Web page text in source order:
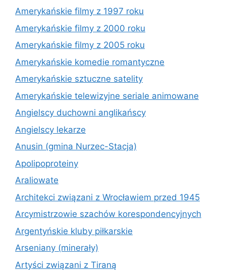
Amerykańskie filmy z 1997 roku
Amerykańskie filmy z 2000 roku
Amerykańskie filmy z 2005 roku
Amerykańskie komedie romantyczne
Amerykańskie sztuczne satelity
Amerykańskie telewizyjne seriale animowane
Angielscy duchowni anglikańscy
Angielscy lekarze
Anusin (gmina Nurzec-Stacja)
Apolipoproteiny
Araliowate
Architekci związani z Wrocławiem przed 1945
Arcymistrzowie szachów korespondencyjnych
Argentyńskie kluby piłkarskie
Arseniany (minerały)
Artyści związani z Tiraną